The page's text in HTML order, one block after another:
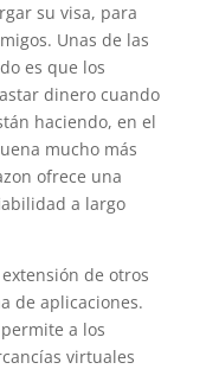
su visa, para
Unas de las
es que los
dinero cuando
haciendo, en el
mucho más
ofrece una
a largo
de otros
de aplicaciones.
permite a los
virtuales